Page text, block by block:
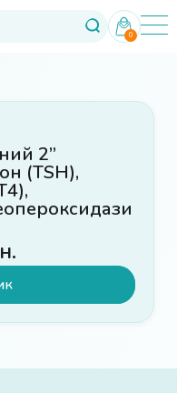
0
2”
(TSH),